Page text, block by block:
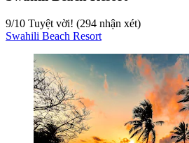
9/10 Tuyệt vời! (294 nhận xét)
Swahili Beach Resort